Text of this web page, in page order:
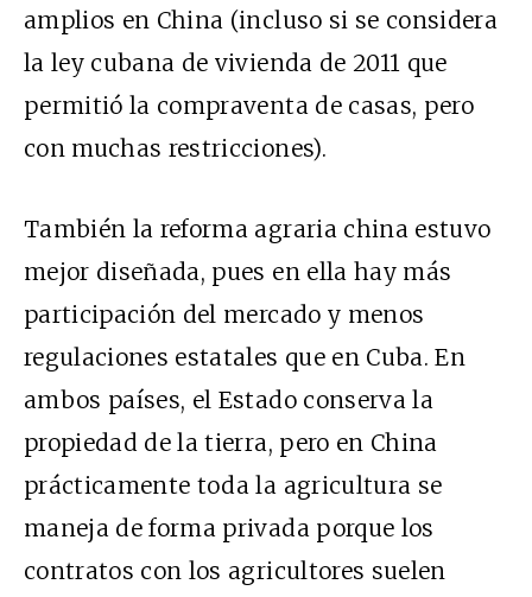
amplios en China (incluso si se considera
la ley cubana de vivienda de 2011 que
permitió la compraventa de casas, pero
con muchas restricciones).
También la reforma agraria china estuvo
mejor diseñada, pues en ella hay más
participación del mercado y menos
regulaciones estatales que en Cuba. En
ambos países, el Estado conserva la
propiedad de la tierra, pero en China
prácticamente toda la agricultura se
maneja de forma privada porque los
contratos con los agricultores suelen